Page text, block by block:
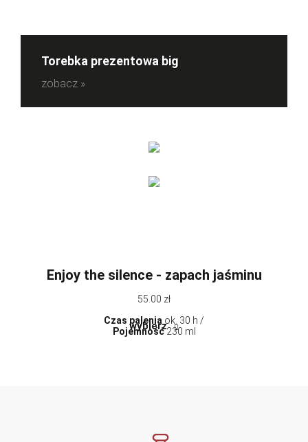
Torebka prezentowa big
zobacz »
Enjoy the silence - zapach jaśminu
55.00 zł
Czas palenia ok. 30 h /
Pojemność230 ml
wybierz